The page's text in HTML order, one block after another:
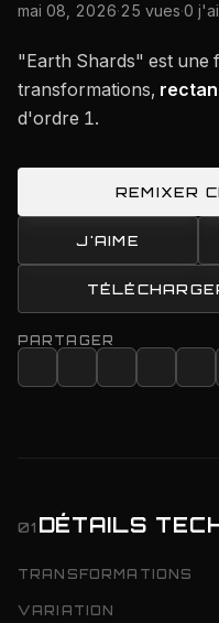
mai 08, 2026·25 vues·0
"Earth Shards" est une
transformations,
d'ordre 1.
REMIXER
J'AIME
PARTAGER
01 DÉTAILS
TRANSFORMATIONS
VARIATION